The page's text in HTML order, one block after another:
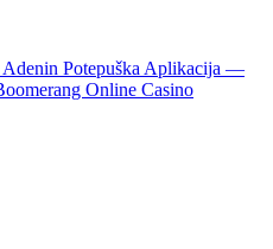
Potepuška Aplikacija —
Online Casino